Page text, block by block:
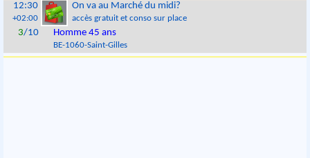
12:30
+02:00
On va au Marché du midi?
accès gratuit et conso sur place
3/10 Homme 45 ans
BE-1060-Saint-Gilles